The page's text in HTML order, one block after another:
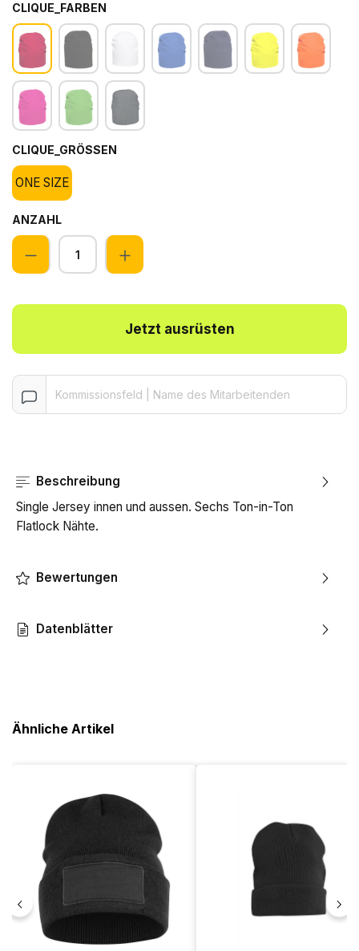
CLIQUE_FARBEN
CLIQUE_GRÖSSEN
ONE SIZE
ANZAHL
Anzahl
Jetzt ausrüsten
Beschreibung
Single Jersey innen und aussen. Sechs Ton-in-Ton
Flatlock Nähte.
Bewertungen
Datenblätter
Ähnliche Artikel